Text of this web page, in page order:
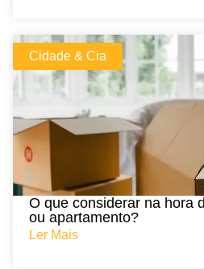
Cidade & Cia
O que considerar na hora
ou apartamento?
Ler Mais